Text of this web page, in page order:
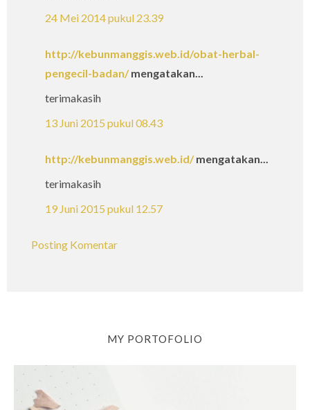
24 Mei 2014 pukul 23.39
http://kebunmanggis.web.id/obat-herbal-
pengecil-badan/mengatakan...
terimakasih
13 Juni 2015 pukul 08.43
http://kebunmanggis.web.id/mengatakan...
terimakasih
19 Juni 2015 pukul 12.57
Posting Komentar
MY PORTOFOLIO